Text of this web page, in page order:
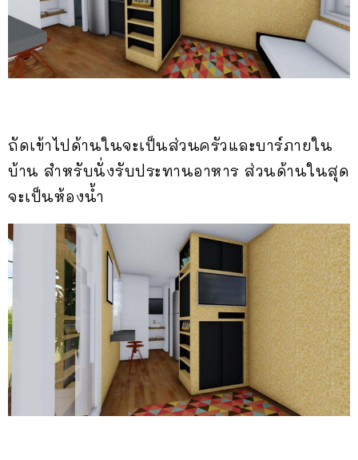
ถัดเข้าไปด้านในจะเป็นส่วนครัวและบาร์ภายใน
บ้าน สำหรับนั่งรับประทานอาหาร ส่วนด้านในสุด
จะเป็นห้องน้ำ